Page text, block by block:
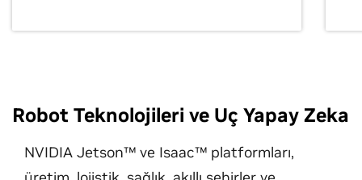
Robot Teknolojileri ve Uç Yapay Zeka
NVIDIA Jetson™ ve Isaac™ platformları,